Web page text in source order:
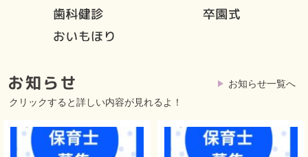
クリックすると詳しい内容が見れるよ！
お知らせ一覧へ